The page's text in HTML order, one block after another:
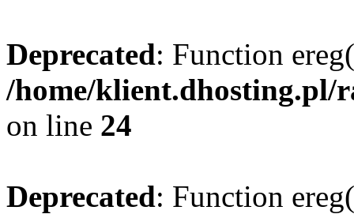
Deprecated: Function
/home/klient.dhosting.pl/
on line 24
Deprecated: Function